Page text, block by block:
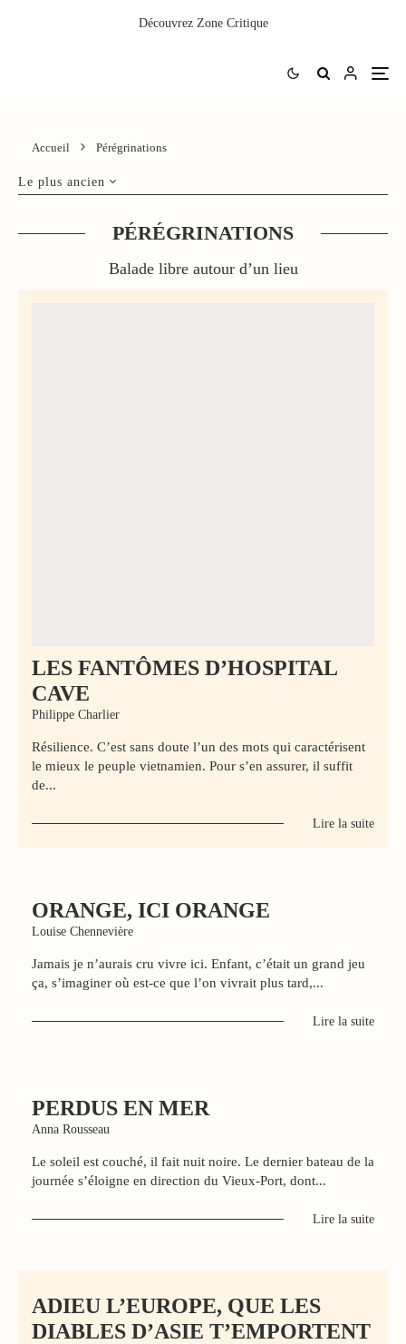
Découvrez Zone Critique
Accueil Pérégrinations
Le plus ancien
PÉRÉGRINATIONS
Balade libre autour d’un lieu
LES FANTÔMES D’HOSPITAL
CAVE
Philippe Charlier
Résilience. C’est sans doute l’un des mots qui caractérisent
le mieux le peuple vietnamien. Pour s’en assurer, il suffit
de...
Lire la suite
ORANGE, ICI ORANGE
Louise Chennevière
Jamais je n’aurais cru vivre ici. Enfant, c’était un grand jeu
ça, s’imaginer où est-ce que l’on vivrait plus tard,...
Lire la suite
PERDUS EN MER
Anna Rousseau
Le soleil est couché, il fait nuit noire. Le dernier bateau de la
journée s’éloigne en direction du Vieux-Port, dont...
Lire la suite
ADIEU L’EUROPE, QUE LES
DIABLES D’ASIE T’EMPORTENT